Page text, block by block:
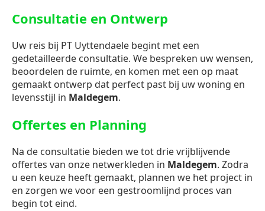
Consultatie en Ontwerp
Uw reis bij PT Uyttendaele begint met een
gedetailleerde consultatie. We bespreken uw wensen,
beoordelen de ruimte, en komen met een op maat
gemaakt ontwerp dat perfect past bij uw woning en
levensstijl in Maldegem.
Offertes en Planning
Na de consultatie bieden we tot drie vrijblijvende
offertes van onze netwerkleden in Maldegem. Zodra
u een keuze heeft gemaakt, plannen we het project in
en zorgen we voor een gestroomlijnd proces van
begin tot eind.